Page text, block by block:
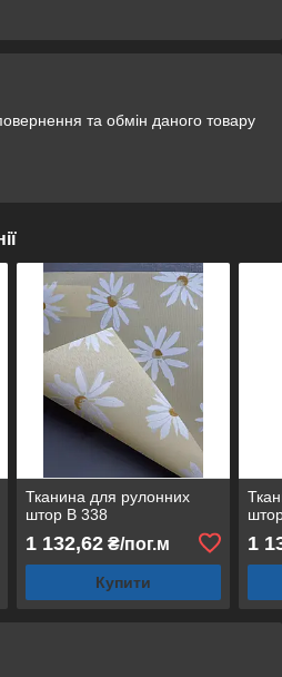
та обмін даного товару
Тканина для рулонних
штор В 338
1 132,62₴/пог.м
Купити
1